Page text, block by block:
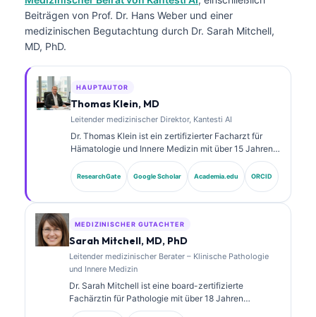
Beiträgen von Prof. Dr. Hans Weber und einer
medizinischen Begutachtung durch Dr. Sarah Mitchell,
MD, PhD.
HAUPTAUTOR
Thomas Klein, MD
Leitender medizinischer Direktor, Kantesti AI
Dr. Thomas Klein ist ein zertifizierter Facharzt für
Hämatologie und Innere Medizin mit über 15 Jahren
Erfahrung in der Labormedizin und in der KI-
gestützten klinischen Analyse. Als Chief Medical
Officer bei Kantesti AI übernimmt er die klinische
umfangreich zu der Interpretation von Biomarkern
und zu Labor- diagnostik in Themen der
ResearchGate Google Scholar Academia.edu ORCID
MEDIZINISCHER GUTACHTER
Sarah Mitchell, MD, PhD
Leitender medizinischer Berater – Klinische Pathologie
und Innere Medizin
Dr. Sarah Mitchell ist eine board-zertifizierte
Fachärztin für Pathologie mit über 18 Jahren
Erfahrung in der Laboratoriumsmedizin und in der